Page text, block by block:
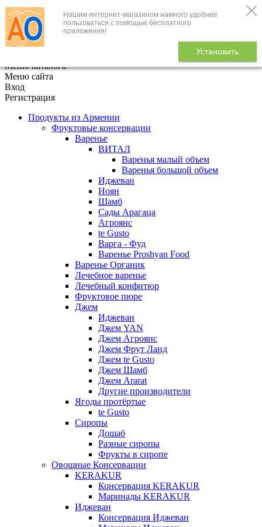
Нашим интернет-магазином намного удобнее
пользоваться с помощью бесплатного
приложения!
Установить
+7 (495) 646-888-1
В корзине
Меню каталога
Меню сайта
Вход
Регистрация
Продукты из Армении
Фруктовые консервации
Варенье
ВИТАЛ
Варенья малый объем
Варенья большой объем
Иджеван
Ноян
Шамб
Сады Арагаца
Агроянс
te Gusto
Варга - Фуд
Варенье Proshyan Food
Варенье Органик
Лечебное варенье
Лечебный конфитюр
Фруктовое пюре
Джем
Иджеван
Джем YAN
Джем Агроянс
Джем Фрут Ланд
Джем te Gusto
Джем Шамб
Джем Ararat
Другие производители
Ягоды протёртые
te Gusto
Сиропы
Дошаб
Разные сиропы
Фрукты в сиропе
Овощные Консервации
KERAKUR
Консервация KERAKUR
Маринады KERAKUR
Иджеван
Консервация Иджеван